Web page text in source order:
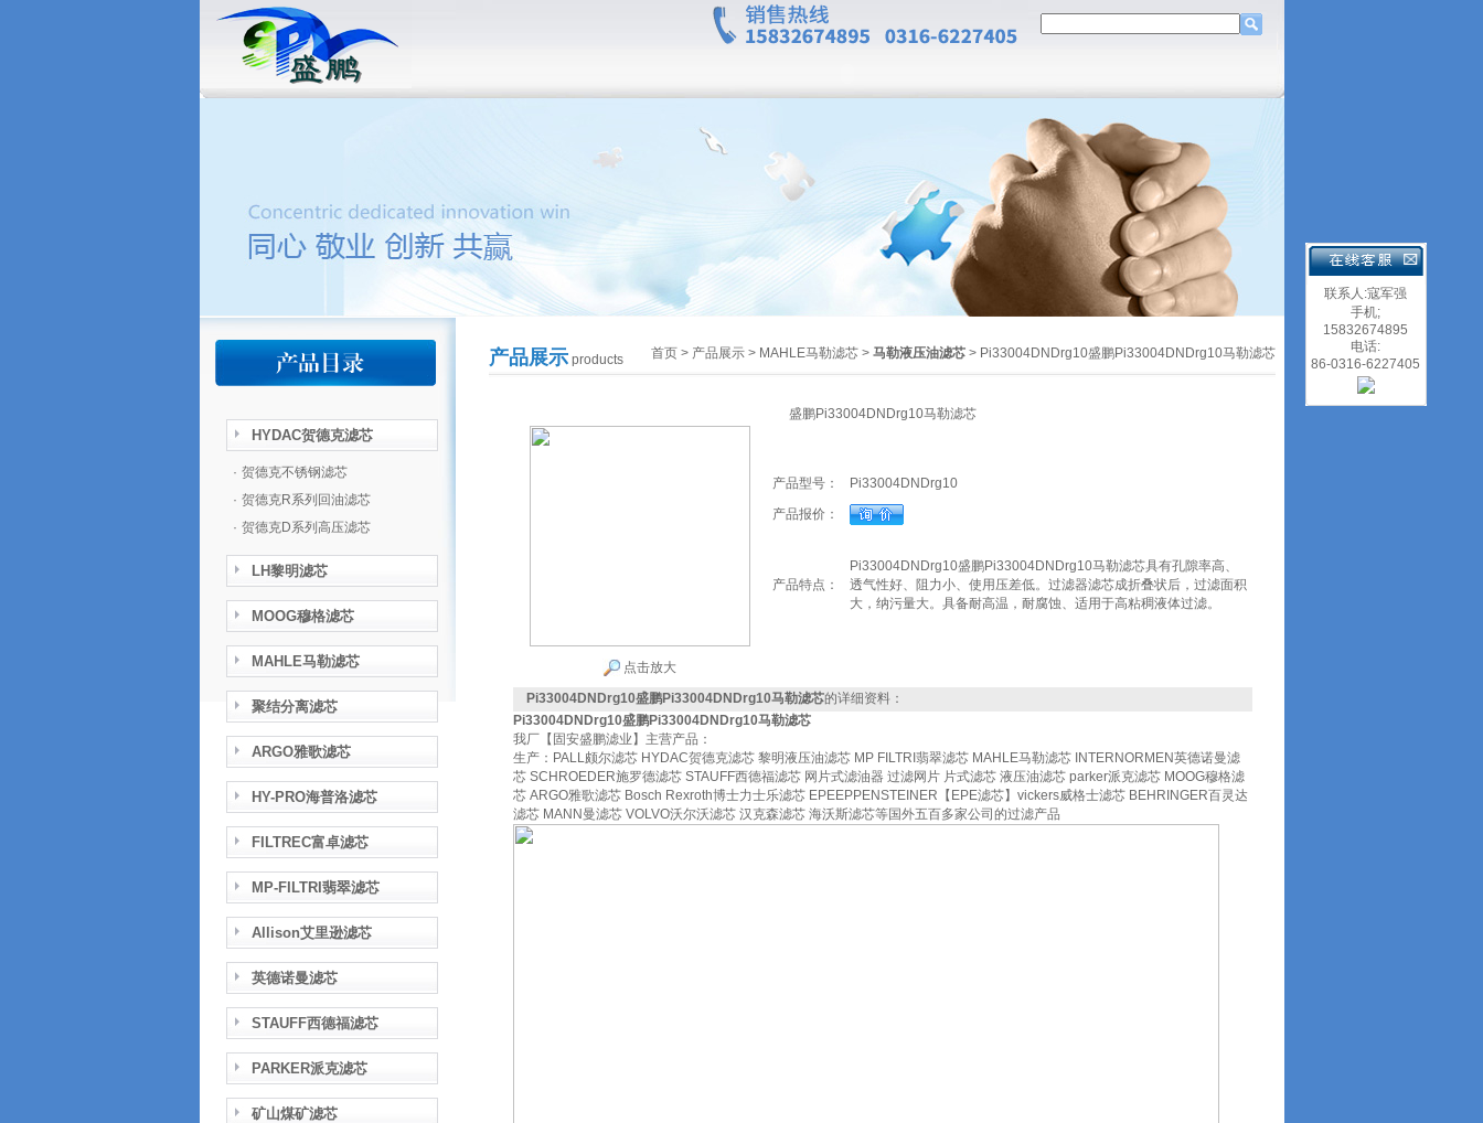
HYDAC贺德克滤芯
· 贺德克不锈钢滤芯
· 贺德克R系列回油滤芯
· 贺德克D系列高压滤芯
LH黎明滤芯
MOOG穆格滤芯
MAHLE马勒滤芯
聚结分离滤芯
ARGO雅歌滤芯
HY-PRO海普洛滤芯
FILTREC富卓滤芯
MP-FILTRI翡翠滤芯
Allison艾里逊滤芯
英德诺曼滤芯
STAUFF西德福滤芯
PARKER派克滤芯
矿山煤矿滤芯
产品展示 products 首页 > 产品展示 > MAHLE马勒滤芯 > 马勒液压油滤芯 > Pi33004DNDrg10盛鹏Pi33004DNDrg10马勒滤芯
盛鹏Pi33004DNDrg10马勒滤芯
点击放大
产品型号：
Pi33004DNDrg10
产品报价：
产品特点：
Pi33004DNDrg10盛鹏Pi33004DNDrg10马勒滤芯具有孔隙率高、
透气性好、阻力小、使用压差低。过滤器滤芯成折叠状后，过滤面积
大，纳污量大。具备耐高温，耐腐蚀、适用于高粘稠液体过滤。
Pi33004DNDrg10盛鹏Pi33004DNDrg10马勒滤芯的详细资料：
Pi33004DNDrg10盛鹏Pi33004DNDrg10马勒滤芯
我厂【固安盛鹏滤业】主营产品：
生产：PALL颇尔滤芯 HYDAC贺德克滤芯 黎明液压油滤芯 MP FILTRI翡翠滤芯 MAHLE马勒滤芯 INTERNORMEN英德诺曼滤
芯 SCHROEDER施罗德滤芯 STAUFF西德福滤芯 网片式滤油器 过滤网片 片式滤芯 液压油滤芯 parker派克滤芯 MOOG穆格滤
芯 ARGO雅歌滤芯 Bosch Rexroth博士力士乐滤芯 EPEEPPENSTEINER【EPE滤芯】vickers威格士滤芯 BEHRINGER百灵达
滤芯 MANN曼滤芯 VOLVO沃尔沃滤芯 汉克森滤芯 海沃斯滤芯等国外五百多家公司的过滤产品
联系人:寇军强
手机;
15832674895
电话:
86-0316-6227405